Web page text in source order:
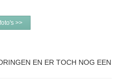
>>
EN ER TOCH NOG EEN